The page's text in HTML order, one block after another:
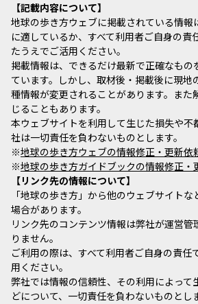
記載内容について
地球の歩き方ウェブに掲載されている情報
に適しているか、すべて利用者ご自身の責
たうえでご活用ください。
掲載情報は、できるだけ最新で正確なもの
ています。しかし、取材後・掲載後に現地
種情報が変更されることがあります。また
じることもあります。
本ウェブサイトを利用して生じた損失や不
社は一切責任を負わないものとします。
※地球の歩き方ウェブの情報修正・更新依
※地球の歩き方ガイドブックの情報修正・
リンク先の情報について
「地球の歩き方」から他のウェブサイト
場合があります。
リンク先のコンテンツ情報は弊社が運営管
りません。
ご利用の際は、すべて利用者ご自身の責任
用ください。
弊社では情報の信頼性、その利用によって
どについて、一切責任を負わないものとし